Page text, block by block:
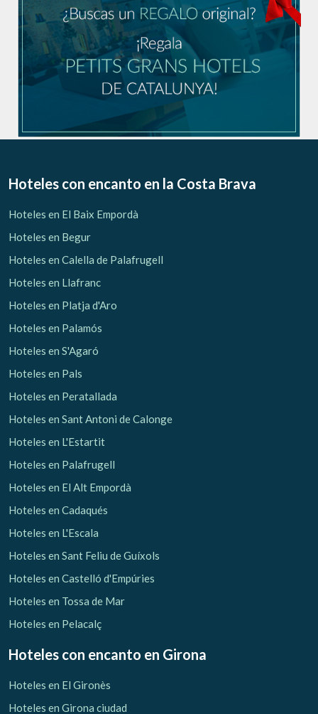
Hoteles con encanto en la Costa Brava
Hoteles en El Baix Empordà
Hoteles en Begur
Hoteles en Calella de Palafrugell
Hoteles en Llafranc
Hoteles en Platja d'Aro
Hoteles en Palamós
Hoteles en S'Agaró
Hoteles en Pals
Hoteles en Peratallada
Hoteles en Sant Antoni de Calonge
Hoteles en L'Estartit
Hoteles en Palafrugell
Hoteles en El Alt Empordà
Hoteles en Cadaqués
Hoteles en L'Escala
Hoteles en Sant Feliu de Guíxols
Hoteles en Castelló d'Empúries
Hoteles en Tossa de Mar
Hoteles en Pelacalç
Hoteles con encanto en Girona
Hoteles en El Gironès
Hoteles en Girona ciudad